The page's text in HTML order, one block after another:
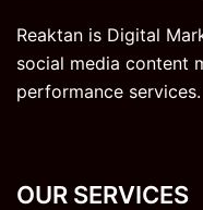
Reaktan is Digital
social media content
performance services.
OUR SERVICES